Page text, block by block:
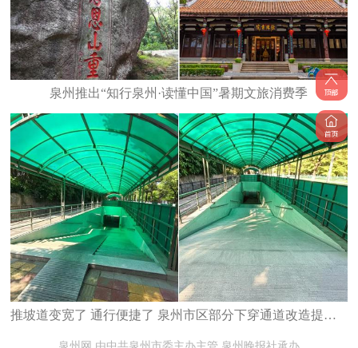
泉州推出“知行泉州·读懂中国”暑期文旅消费季
推坡道变宽了 通行便捷了 泉州市区部分下穿通道改造提升完工